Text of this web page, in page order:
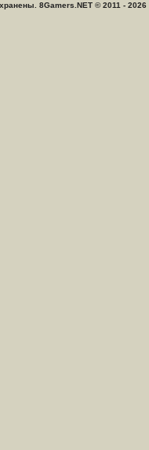
8Gamers.NET © 2011 - 2026